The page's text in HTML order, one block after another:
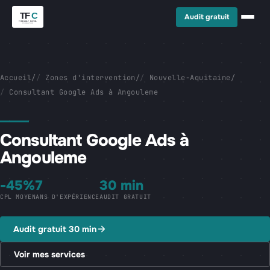
Audit gratuit
Accueil/ Zones d'intervention/ Nouvelle-Aquitaine/
Consultant Google Ads à Angouleme
Consultant Google Ads à
Angouleme
-45%
CPL MOYEN
7
ANS D'EXPÉRIENCE
30 min
AUDIT GRATUIT
Audit gratuit 30 min
Voir mes services